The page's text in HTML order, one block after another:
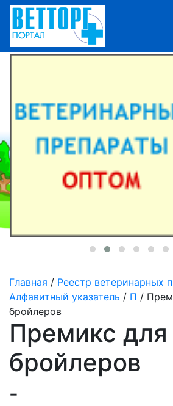
Главная / Реестр ветеринарных
Алфавитный указатель / П /
бройлеров
Премикс для
бройлеров
-